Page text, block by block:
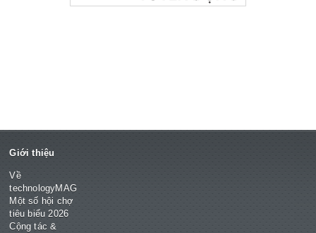
Giới thiệu
Về
technologyMAG
Một số hội chợ
tiêu biểu 2026
Cộng tác &